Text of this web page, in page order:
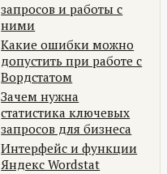
запросов и работы с
ними
Какие ошибки можно
допустить при работе с
Вордстатом
Зачем нужна
статистика ключевых
запросов для бизнеса
Интерфейс и функции
Яндекс Wordstat